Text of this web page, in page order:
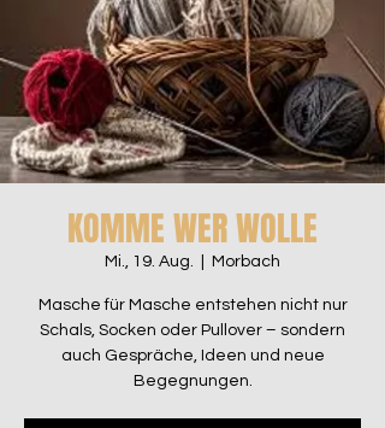
KOMME WER WOLLE
Mi., 19. Aug. Morbach
Masche für Masche entstehen nicht nur
Schals, Socken oder Pullover – sondern
auch Gespräche, Ideen und neue
Begegnungen.